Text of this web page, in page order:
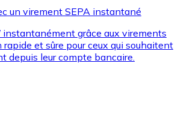
un virement SEPA instantané
instantanément grâce aux virements
rapide et sûre pour ceux qui souhaitent
depuis leur compte bancaire.